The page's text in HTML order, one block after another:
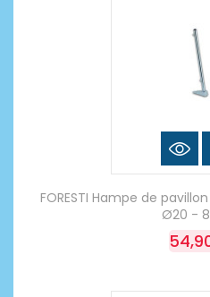
FORESTI Hampe de
Ø20 -